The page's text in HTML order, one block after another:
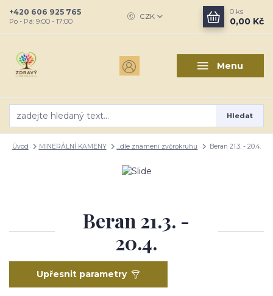
Menu
CZK
Hledat
+420 606 925 765
Po - Pá: 9:00 - 17:00
0 ks
0,00 Kč
Úvod MINERÁLNÍ KAMENY ...dle znamení zvěrokruhu Beran 21.3. - 20.4.
Beran 21.3. -
20.4.
Upřesnit parametry